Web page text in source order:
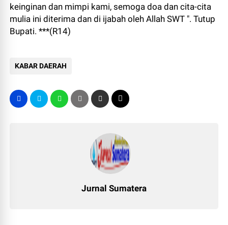
keinginan dan mimpi kami, semoga doa dan cita-cita
mulia ini diterima dan di ijabah oleh Allah SWT ". Tutup
Bupati. ***(R14)
KABAR DAERAH
Jurnal Sumatera